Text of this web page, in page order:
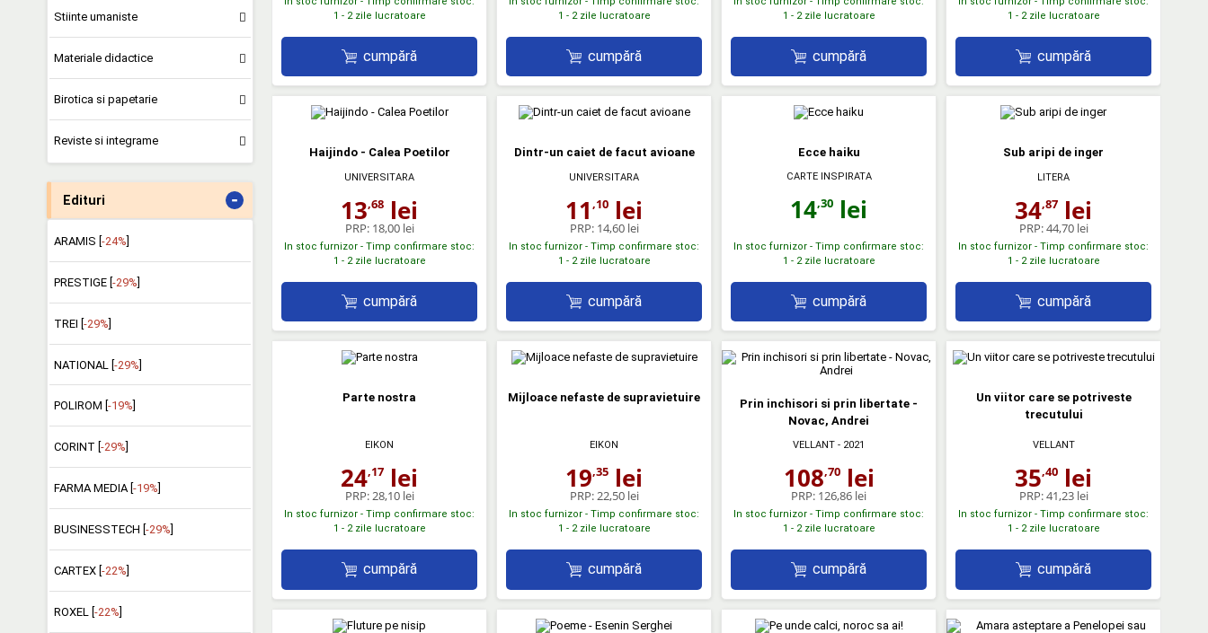
Stiinte umaniste
Materiale didactice
Birotica si papetarie
Reviste si integrame
Edituri -
ARAMIS [ -24%
PRESTIGE [ -29%
TREI [-29%]
NATIONAL [-29%]
POLIROM [ -19%
CORINT [ -29%
FARMA MEDIA [ -19%
BUSINESSTECH [ -29%
CARTEX [ -22%
ROXEL [ -22%
1 - 2 zile lucratoare
cumpără
1 - 2 zile lucratoare
cumpără
1 - 2 zile lucratoare
cumpără
1 - 2 zile lucratoare
cumpără
Haijindo - Calea Poetilor
UNIVERSITARA
13,68 lei
PRP: 18,00 lei
In stoc furnizor - Timp confirmare stoc:
1 - 2 zile lucratoare
cumpără
Dintr-un caiet de facut avioane
UNIVERSITARA
11 ,10 lei
PRP: 14,60 lei
In stoc furnizor - Timp confirmare stoc:
1 - 2 zile lucratoare
cumpără
Ecce haiku
CARTE INSPIRATA
14,30 lei
In stoc furnizor - Timp confirmare stoc:
1 - 2 zile lucratoare
cumpără
Sub aripi de inger
LITERA
34,87 lei
PRP:44,70 lei
In stoc furnizor - Timp confirmare stoc:
1 - 2 zile lucratoare
cumpără
Parte nostra
EIKON
24,17 lei
PRP:28,10 lei
In stoc furnizor - Timp confirmare stoc:
1 - 2 zile lucratoare
cumpără
Mijloace nefaste de supravietuire
EIKON
19,35 lei
PRP:22,50 lei
In stoc furnizor - Timp confirmare stoc:
1 - 2 zile lucratoare
cumpără
Prin inchisori si prin libertate -
Novac, Andrei
VELLANT - 2021
108,70lei
PRP: 126,86 lei
In stoc furnizor - Timp confirmare stoc:
1 - 2 zile lucratoare
cumpără
Un viitor care se potriveste
trecutului
VELLANT
35,40 lei
PRP:41,23 lei
In stoc furnizor - Timp confirmare stoc:
1 - 2 zile lucratoare
cumpără